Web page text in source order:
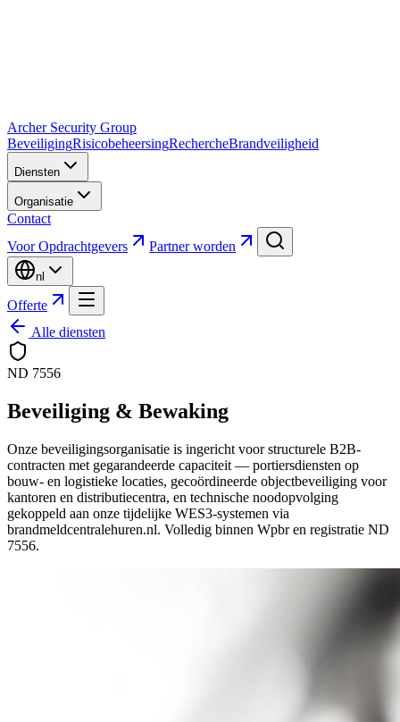
Archer Security Group
BeveiligingRisicobeheersingRechercheBrandveiligheid
Diensten
Organisatie
Contact
Voor Opdrachtgevers
Partner worden
nl
Offerte
Alle diensten
ND 7556
Beveiliging & Bewaking
Onze beveiligingsorganisatie is ingericht voor structurele B2B-
contracten met gegarandeerde capaciteit — portiersdiensten op
bouw- en logistieke locaties, gecoördineerde objectbeveiliging voor
kantoren en distributiecentra, en technische noodopvolging
gekoppeld aan onze tijdelijke WES3-systemen via
brandmeldcentralehuren.nl. Volledig binnen Wpbr en registratie ND
7556.